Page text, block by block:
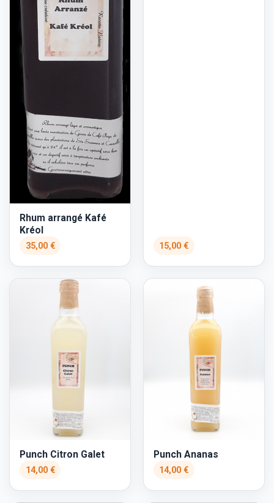
Rhum arrangé Kafé
Kréol
35,00 € 15,00 €
Punch Citron Galet
14,00 €
Punch Ananas
14,00 €